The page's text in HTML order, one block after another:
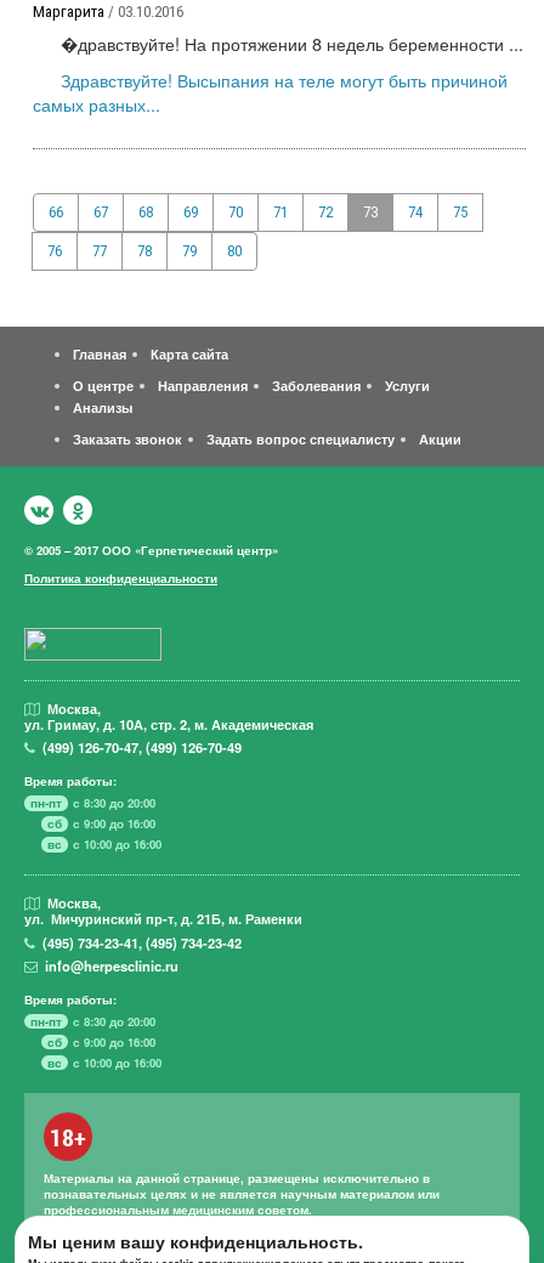
Маргарита / 03.10.2016
�дравствуйте! На протяжении 8 недель беременности ...
Здравствуйте! Высыпания на теле могут быть причиной
самых разных...
66 67 68 69 70 71 72 73 74 75
76 77 78 79 80
Главная
Карта сайта
О центре
Направления Заболевания
Услуги
Анализы
Заказать звонок
Задать вопрос специалисту Акции
© 2005 – 2017 ООО «Герпетический центр»
Политика конфиденциальности
Москва,
ул. Гримау, д. 10А, стр. 2, м. Академическая
(499)126-70-47,(499)126-70-49
Время работы:
пн-пт
с 8:30 до 20:00
сб
с 9:00 до 16:00
вс
с 10:00 до 16:00
Москва,
ул. Мичуринский пр-т, д. 21Б, м. Раменки
(495)734-23-41,(495)734-23-42
info@herpesclinic.ru
Время работы:
пн-пт
с 8:30 до 20:00
сб
с 9:00 до 16:00
вс
с 10:00 до 16:00
18+
Материалы на данной странице, размещены исключительно в
познавательных целях и не является научным материалом или
профессиональным медицинским советом.
Правильное лечение и назначение лекарственных средств может
проводиться только квалифицированным специалистом с учетом
Мы ценим вашу конфиденциальность.